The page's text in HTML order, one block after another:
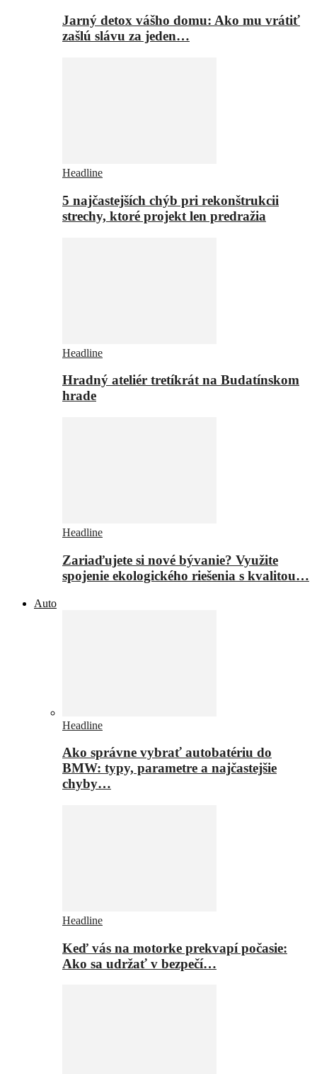
Jarný detox vášho domu: Ako mu vrátiť
zašlú slávu za jeden…
Headline
5 najčastejších chýb pri rekonštrukcii
strechy, ktoré projekt len predražia
Headline
Hradný ateliér tretíkrát na Budatínskom
hrade
Headline
Zariaďujete si nové bývanie? Využite
spojenie ekologického riešenia s kvalitou…
Auto
Headline
Ako správne vybrať autobatériu do
BMW: typy, parametre a najčastejšie
chyby…
Headline
Keď vás na motorke prekvapí počasie:
Ako sa udržať v bezpečí…